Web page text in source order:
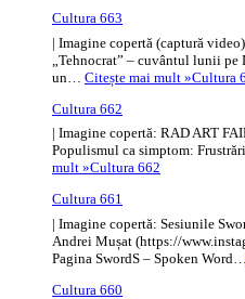
Cultura 663
| Imagine copertă (captură
„Tehnocrat” – cuvântul lunii
un… Citește mai mult »Cultura
Cultura 662
| Imagine copertă: RAD ART
Populismul ca simptom:
mult »Cultura 662
Cultura 661
| Imagine copertă: Sesiunile
Andrei Mușat (https://
Pagina SwordS – Spoken Word…
Cultura 660